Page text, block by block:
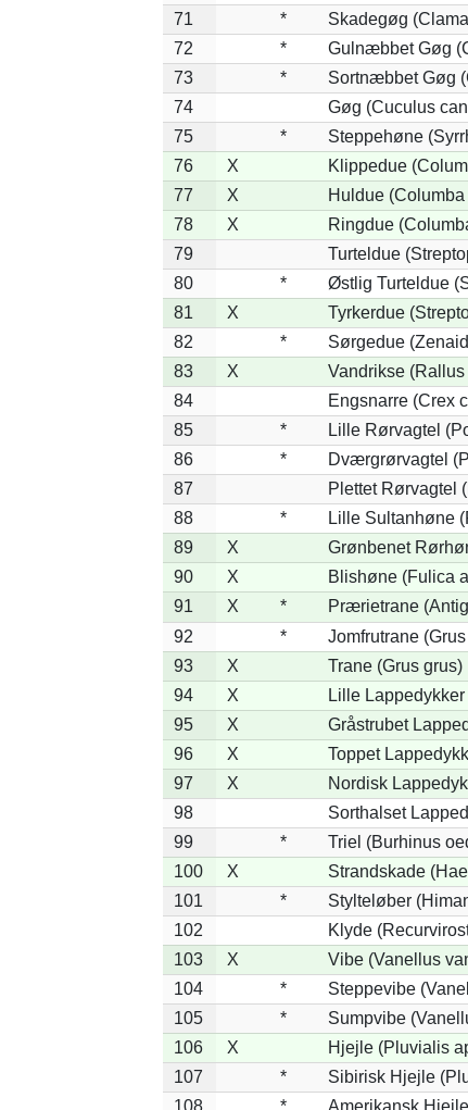
71
*
Skadegøg
72
*
Gulnæbbet Gøg
73
*
Sortnæbbet Gøg
74
Gøg (Cuculus
75
*
Steppehøne
76
X
Klippedue
77
X Huldue
78
X
Ringdue
79
Turteldue
80
*
Østlig Turteldue
81
X
Tyrkerdue
82
*
Sørgedue
83
X
Vandrikse
84
Engsnarre (Crex
85
*
Lille Rørvagtel
86
*
Dværgrørvagtel
87
Plettet Rørvagtel
88
*
Lille Sultanhøne
89
X
Grønbenet
90
X
Blishøne (Fulica
91
X * Prærietrane
92
*
Jomfrutrane
93
X Trane (Grus grus)
94
X
Lille
95
X
Gråstrubet
96
X
Toppet
97
X
Nordisk
98
Sorthalset
99
*
Triel (Burhinus
100
X
Strandskade
101
*
Stylteløber
102
Klyde
103
X
Vibe (Vanellus
104
*
Steppevibe
105
*
Sumpvibe
106
X
Hjejle (Pluvialis
107
*
Sibirisk Hjejle
108
* Amerikansk